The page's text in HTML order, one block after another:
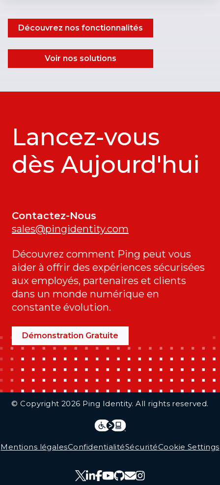
Découvrez nos fonctionnalités
Voir nos solutions
Lancez-vous
dès Aujourd'hui
Contactez-Nous
sales@pingidentity.com
Découvrez comment Ping peut vous
aider à offrir des expériences sécurisées
aux employés, partenaires et clients
dans un monde numérique en
constante évolution.
Démonstration Gratuite
© Copyright 2026 Ping Identity. All rights reserved.
Mentions légalesConfidentialitéSécuritéCookie Settings